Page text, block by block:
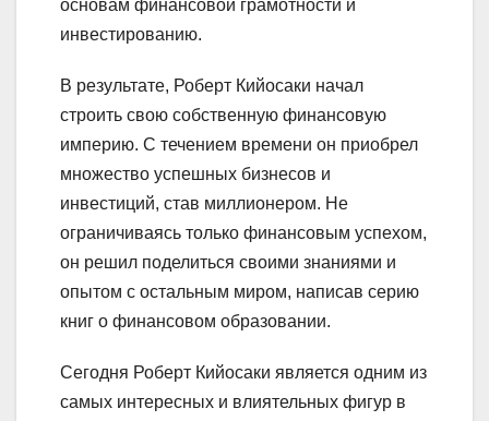
основам финансовой грамотности и
инвестированию.
В результате, Роберт Кийосаки начал
строить свою собственную финансовую
империю. С течением времени он приобрел
множество успешных бизнесов и
инвестиций, став миллионером. Не
ограничиваясь только финансовым успехом,
он решил поделиться своими знаниями и
опытом с остальным миром, написав серию
книг о финансовом образовании.
Сегодня Роберт Кийосаки является одним из
самых интересных и влиятельных фигур в